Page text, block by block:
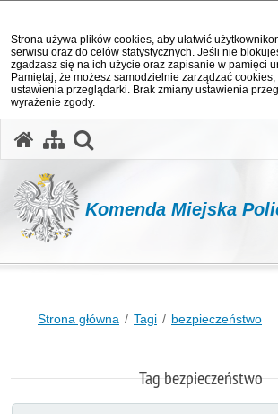
Strona używa plików cookies, aby ułatwić
serwisu oraz do celów statystycznych. Jeśli nie
zgadzasz się na ich użycie oraz zapisanie w pamięci
Pamiętaj, że możesz samodzielnie zarządzać
ustawienia przeglądarki. Brak zmiany ustawienia
wyrażenie zgody.
Komenda Miejska
Strona główna Tagi bezpieczeństwo
Tag bezpieczeństwo